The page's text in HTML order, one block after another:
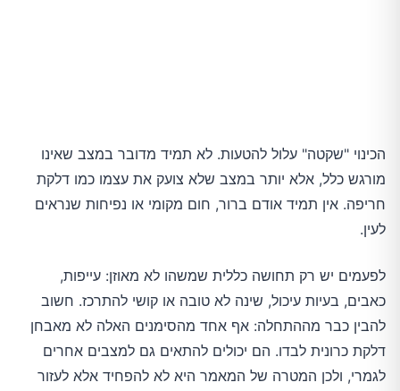
הכינוי "שקטה" עלול להטעות. לא תמיד מדובר במצב שאינו
מורגש כלל, אלא יותר במצב שלא צועק את עצמו כמו דלקת
חריפה. אין תמיד אודם ברור, חום מקומי או נפיחות שנראים
לעין.
לפעמים יש רק תחושה כללית שמשהו לא מאוזן: עייפות,
כאבים, בעיות עיכול, שינה לא טובה או קושי להתרכז. חשוב
להבין כבר מההתחלה: אף אחד מהסימנים האלה לא מאבחן
דלקת כרונית לבדו. הם יכולים להתאים גם למצבים אחרים
לגמרי, ולכן המטרה של המאמר היא לא להפחיד אלא לעזור